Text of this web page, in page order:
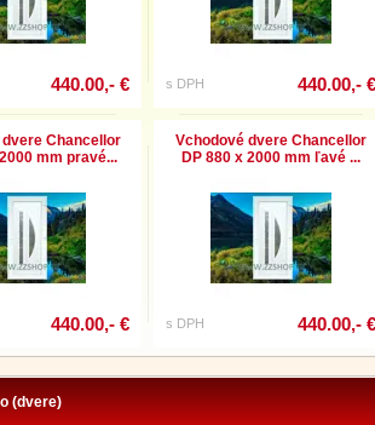
440.00,- € s DPH 440.00,- €
Chancellor
mm pravé...
440.00,- €
Vchodové dvere Chancellor
DP 880 x 2000 mm ľavé ...
s DPH 440.00,- €
(dvere)